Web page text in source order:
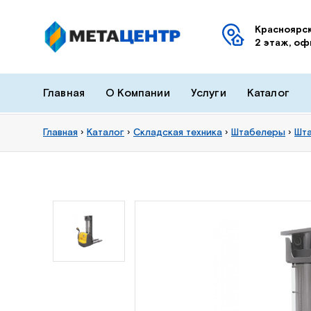
2 этаж,
Главная О Компании Услуги Каталог
Главная › Каталог › Складская техника › Штабелеры ›